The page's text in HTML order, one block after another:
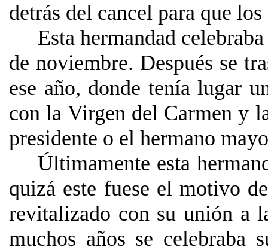
detrás del cancel para que
Esta hermandad
de noviembre. Después se
ese año, donde tenía lugar
con la Virgen del Carmen y
presidente o el hermano
Últimamente esta
quizá este fuese el motivo
revitalizado con su unión a
muchos años se